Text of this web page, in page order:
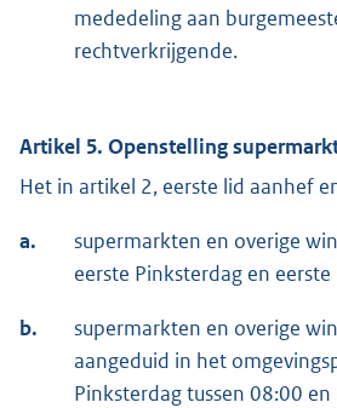
mededeling aan
rechtverkrijgende.
Artikel 5. Openstelling
Het in artikel 2, eerste lid aanhef
a.
supermarkten en overige
eerste Pinksterdag en
b.
supermarkten en overige
aangeduid in het
Pinksterdag tussen 08:00